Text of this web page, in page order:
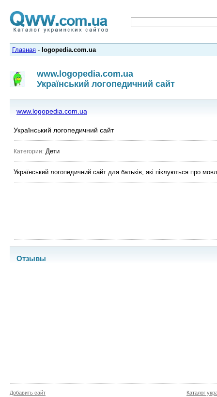
Главная - logopedia.com.ua
www.logopedia.com.ua
Український логопедичний сайт
www.logopedia.com.ua
Український логопедичний сайт
Категории: Дети
Український логопедичний сайт для батьків, які піклуються про
Отзывы
Добавить сайт
Каталог